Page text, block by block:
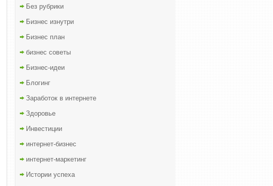
Без рубрики
Бизнес изнутри
Бизнес план
бизнес советы
Бизнес-идеи
Блогинг
Заработок в интернете
Здоровье
Инвестиции
интернет-бизнес
интернет-маркетинг
Истории успеха